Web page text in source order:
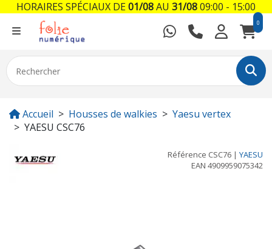
0
Accueil Housses de walkies
Yaesu vertex
YAESU CSC76
Référence CSC76 | YAESU
EAN 4909959075342
HORAIRES SPÉCIAUX DE01/08AU 31/0809:00 - 15:00